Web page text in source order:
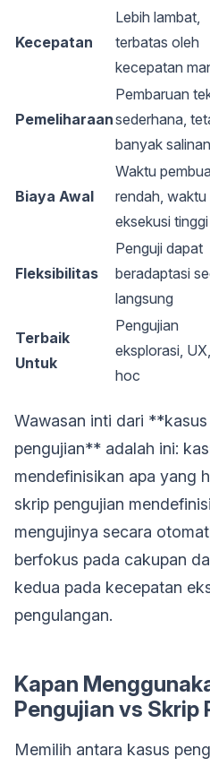
Kecepatan
Lebih lambat,
terbatas oleh
kecepatan
Pemeliharaan
Pembaruan
sederhana,
banyak salinan
Biaya Awal
Waktu
rendah, waktu
eksekusi tinggi
Fleksibilitas
Penguji dapat
beradaptasi
langsung
Terbaik
Untuk
Pengujian
eksplorasi,
hoc
Wawasan inti dari
pengujian** adalah ini:
mendefinisikan apa yang
skrip pengujian
mengujinya secara
berfokus pada cakupan
kedua pada kecepatan
pengulangan.
Kapan
Pengujian vs Skrip
Memilih antara kasus